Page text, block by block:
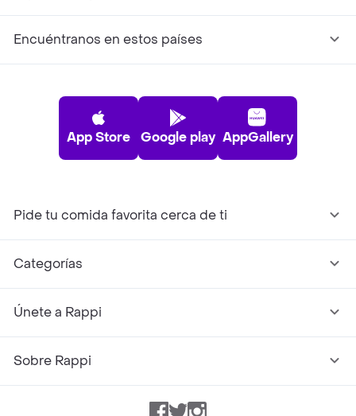
Encuéntranos en estos países
App Store Google play AppGallery
Pide tu comida favorita cerca de ti
Categorías
Únete a Rappi
Sobre Rappi
Facebook
TwitterInstagram